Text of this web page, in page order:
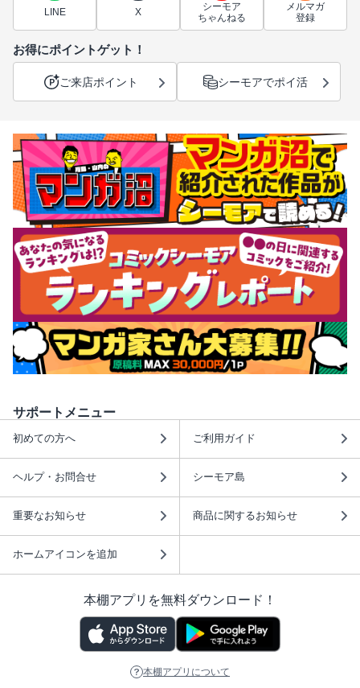
LINE X
シーモア
ちゃんねる
メルマガ
登録
お得にポイントゲット！
ご来店ポイント シーモアでポイ活
サポートメニュー
初めての方へ ご利用ガイド
ヘルプ・お問合せ シーモア島
重要なお知らせ 商品に関するお知らせ
ホームアイコンを追加
本棚アプリを無料ダウンロード！
本棚アプリについて